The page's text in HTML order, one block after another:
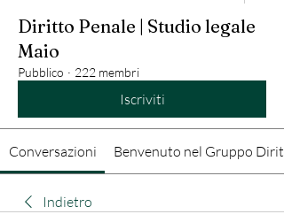
Diritto Penale | Studio legale
Maio
Pubblico · 222 membri
Iscriviti
Conversazioni Benvenuto nel Gruppo
Indietro